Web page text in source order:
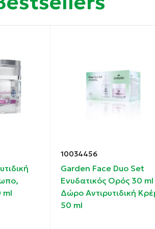
γλυκοζυλίωσης και την επιβλαβή
πριν από την κρέμα επιλογής.
Glycerin, Albizia Julibrissin
quioxane,
Acryloyldimethyltaurate/VP
Glycol, Hexylene Glycol,
ml
10034456
Garden Face Duo Set
Ενυδατικός Ορός 30
Δώρο Αντιρυτιδική
50 ml